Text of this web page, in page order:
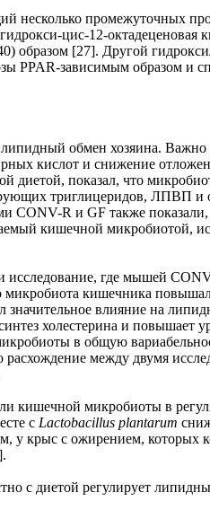
несколько промежуточных
цис-12-
образом [27]. Другой
PPAR-зависимым образом и
обмен хозяина.
кислот и снижение
показал, что
триглицеридов, ЛПВП
R и GF также
кишечной микробиотой,
исследование, где мышей
кишечника
влияние на
холестерина и повышает
в общую
между двумя
кишечной микробиоты в
с Lactobacillus plantarum
у крыс с ожирением,
с диетой регулирует